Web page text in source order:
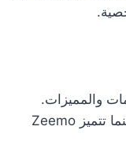
والمميزات.
منصات مثل savefrom.in.net وssyoutube.com تقدم خدمات تحميل أساسية، بينما تتميز Zeemo